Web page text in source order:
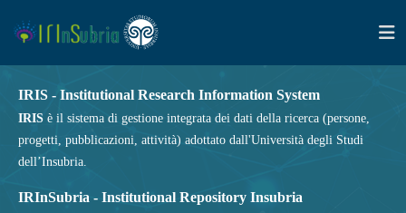
IRIS - Institutional Research Information System
IRIS è il sistema di gestione integrata dei dati della ricerca (persone,
progetti, pubblicazioni, attività) adottato dall'Università degli Studi
dell’Insubria.
IRInSubria - Institutional Repository Insubria